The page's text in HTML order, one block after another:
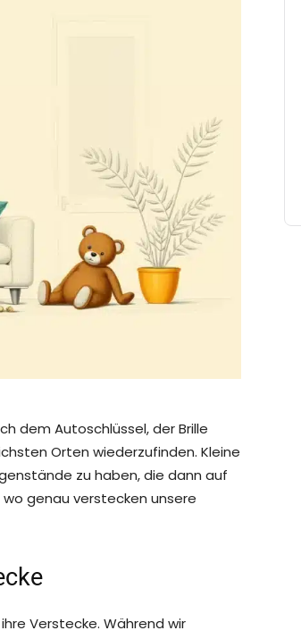
dem Autoschlüssel, der Brille
Orten wiederzufinden. Kleine
zu haben, die dann auf
genau verstecken unsere
Verstecke. Während wir